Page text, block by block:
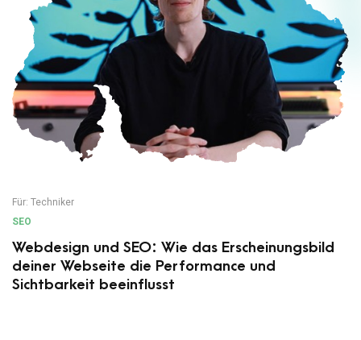
Für: Techniker
SEO
Webdesign und SEO: Wie das Erscheinungsbild
deiner Webseite die Performance und
Sichtbarkeit beeinflusst